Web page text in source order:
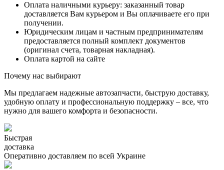
Оплата наличными курьеру: заказанный товар
доставляется Вам курьером и Вы оплачиваете его при
получении.
Юридическим лицам и частным предпринимателям
предоставляется полный комплект документов
(оригинал счета, товарная накладная).
Оплата картой на сайте
Почему нас выбирают
Мы предлагаем надежные автозапчасти, быструю доставку,
удобную оплату и профессиональную поддержку – все, что
нужно для вашего комфорта и безопасности.
Быстрая
доставка
Оперативно доставляем по всей Украине